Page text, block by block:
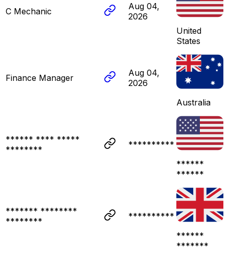
C Mechanic
Aug 04,
2026
United
States
Finance Manager
Aug 04,
2026
Australia
****** **** *****
********
**********
******
******
******* ********
********
**********
******
*******